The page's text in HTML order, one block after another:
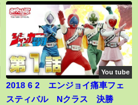
You tube
2018 6 2 エンジョイ痛車フェ
スティバル Nクラス 決勝